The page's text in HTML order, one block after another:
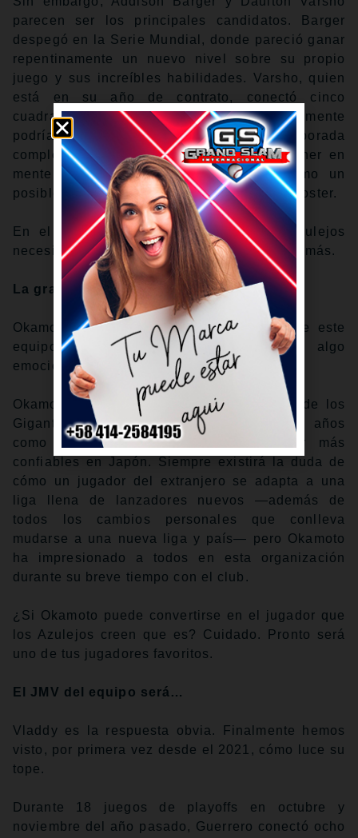
parecen ser los principales candidatos. Barger
despegó en la Serie Mundial, donde pareció ganar
repentinamente un nuevo nivel sobre su propio
juego y sus increíbles habilidades. Varsho, quien
está en su año de contrato, conectó cinco
cuadrangulares en la pretemporada y fácilmente
podría empalmar 30 o más en una temporada
completa y saludable. También hay que tener en
mente al dominicano Jesús Sánchez como un
posible nombre revelación más abajo en el roster.
En el 2025, fue George Springer. Los Azulejos
necesitan encontrar una historia así una vez más.
La gran incógnita
Okamoto es, por definición, la incógnita de este
equipo. Sin embargo, eso puede ser algo
emocionante.
Okamoto llega a los Azulejos proveniente de los
Gigantes de Yomiuri, donde brilló durante años
como uno de los bateadores de poder más
confiables en Japón. Siempre existirá la duda de
cómo un jugador del extranjero se adapta a una
liga llena de lanzadores nuevos —además de
todos los cambios personales que conlleva
mudarse a una nueva liga y país— pero Okamoto
ha impresionado a todos en esta organización
durante su breve tiempo con el club.
¿Si Okamoto puede convertirse en el jugador que
los Azulejos creen que es? Cuidado. Pronto será
uno de tus jugadores favoritos.
El JMV del equipo será…
Vladdy es la respuesta obvia. Finalmente hemos
visto, por primera vez desde el 2021, cómo luce su
tope.
Durante 18 juegos de playoffs en octubre y
noviembre del año pasado, Guerrero conectó ocho